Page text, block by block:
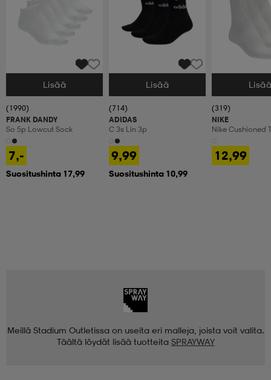
Valitse Koko
Lisää
(1990)
FRANK DANDY
So 5p Lowcut Sock
7,-
Suositushinta 17,99
Valitse Koko
Lisää
(714)
ADIDAS
C 3s Lin 3p
9,99
Suositushinta 10,99
Valitse Koko
(319)
NIKE
Nike Cushioned
12,99
Meillä Stadium Outletissa on useita eri malleja, joista voit valita.
Täältä löydät lisää tuotteita SPRAYWAY